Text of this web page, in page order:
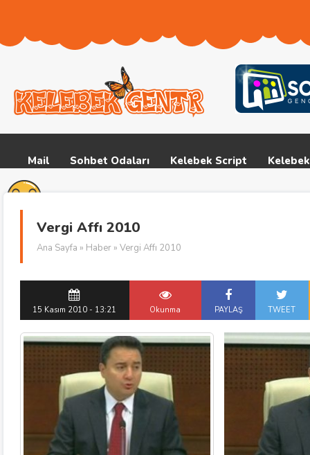
Mail Sohbet Odaları Kelebek Script
Vergi Affı 2010
Ana Sayfa » Haber » Vergi Affı 2010
15 Kasım 2010 - 13:21 Okunma PAYLAŞ TWEET